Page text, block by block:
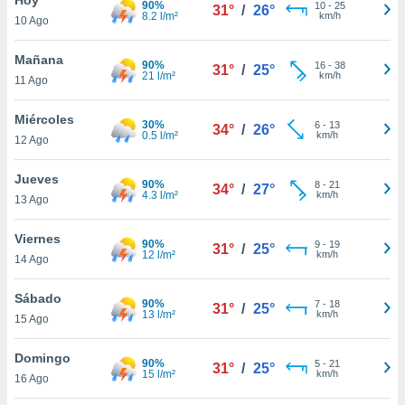
en
más
nuestra
de
cookies
aceptar
10 Ago
90%
8.2 l/m²
31° / 26° 10- 25
km/h
Mañana
11 Ago
90%
21 l/m²
31° / 25° 16- 38
km/h
Miércoles
12 Ago
30%
0.5 l/m²
34° / 26° 6- 13
km/h
Jueves
13 Ago
90%
4.3 l/m²
34° / 27° 8- 21
km/h
Viernes
14 Ago
90%
12 l/m²
31° / 25° 9- 19
km/h
Sábado
15 Ago
90%
13 l/m²
31° / 25° 7- 18
km/h
Domingo
16 Ago
90%
15 l/m²
31° / 25° 5- 21
km/h